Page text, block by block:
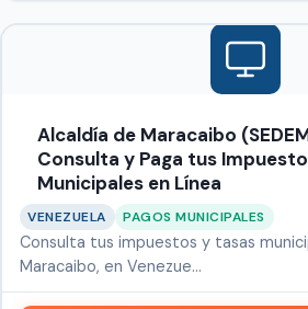
Alcaldía de Maracaibo
Consulta y Paga tus
Municipales en Línea
VENEZUELA PAGOS MUNICIPALES
Consulta tus impuestos y tasas
Maracaibo, en Venezue…